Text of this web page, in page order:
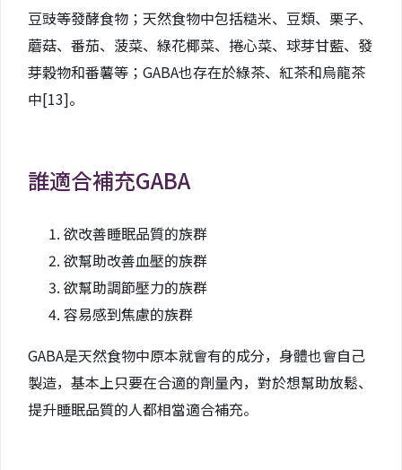
豆豉等發酵食物；天然食物中包括糙米、豆類、栗子、
蘑菇、番茄、菠菜、綠花椰菜、捲心菜、球芽甘藍、發
芽穀物和番薯等；GABA也存在於綠茶、紅茶和烏龍茶
中[13]。
誰適合補充GABA
欲改善睡眠品質的族群
欲幫助改善血壓的族群
欲幫助調節壓力的族群
容易感到焦慮的族群
GABA是天然食物中原本就會有的成分，身體也會自己
製造，基本上只要在合適的劑量內，對於想幫助放鬆、
提升睡眠品質的人都相當適合補充。